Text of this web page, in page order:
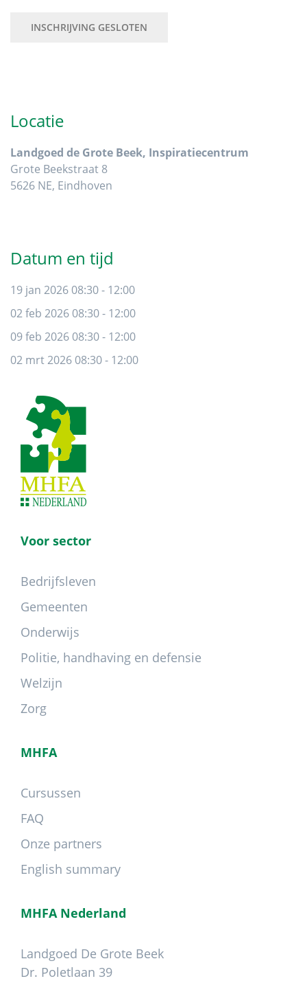
INSCHRIJVING GESLOTEN
Locatie
Landgoed de Grote Beek, Inspiratiecentrum
Grote Beekstraat 8
5626 NE, Eindhoven
Datum en tijd
19 jan 2026 08:30 - 12:00
02 feb 2026 08:30 - 12:00
09 feb 2026 08:30 - 12:00
02 mrt 2026 08:30 - 12:00
Footer
Voor sector
Bedrijfsleven
Gemeenten
Onderwijs
Politie, handhaving en defensie
Welzijn
Zorg
MHFA
Cursussen
FAQ
Onze partners
English summary
MHFA Nederland
Landgoed De Grote Beek
Dr. Poletlaan 39